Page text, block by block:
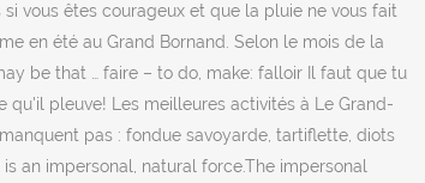
vous êtes courageux et que la pluie ne vous fait
en été au Grand Bornand. Selon le mois de la
be that … faire – to do, make: falloir Il faut que tu
pleuve! Les meilleures activités à Le Grand-
pas : fondue savoyarde, tartiflette, diots
an impersonal, natural force.The impersonal